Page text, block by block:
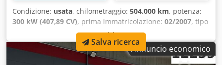
Condizione: usata, chilometraggio: 504.000 km, potenza:
300 kW (407,89 CV), prima immatricolazione: 02/2007, tipo
diesel, peso complessivo:
ritardatore, tipo di ingranaggio:meccanico, classe di
emissione:
Euro 5, Equipaggiamento:filtro
, - Retarder - Climatizzatore Codjwwzpzepfx
Annuncio economico
Salva ricerca